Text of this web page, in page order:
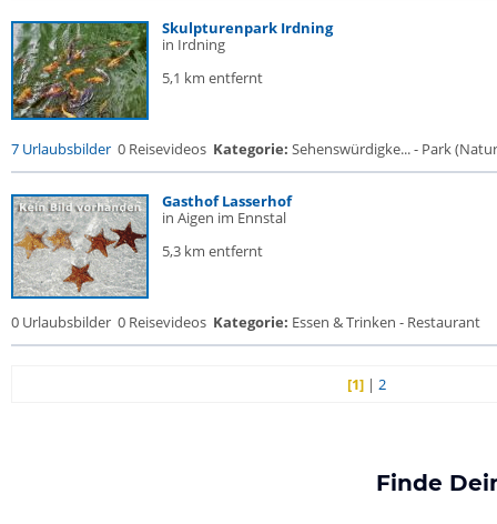
Skulpturenpark Irdning
in Irdning
5,1 km entfernt
7 Urlaubsbilder 0 Reisevideos Kategorie: Sehenswürdigke... - Park
Gasthof Lasserhof
in Aigen im Ennstal
5,3 km entfernt
0 Urlaubsbilder 0 Reisevideos Kategorie: Essen & Trinken - Restaurant
[1] |2
Finde